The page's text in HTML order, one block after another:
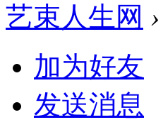
艺束人生网 ›
加为好友
发送消息